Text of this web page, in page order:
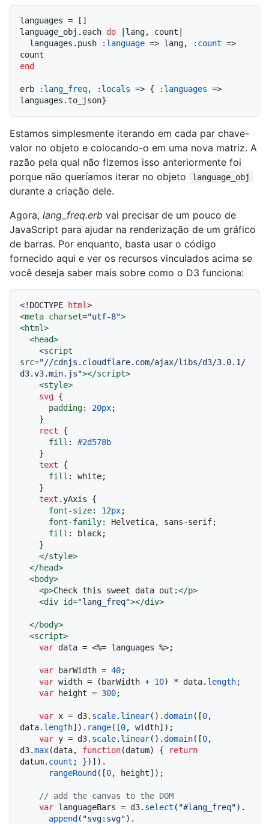
languages = []
language_obj.each do | lang, count |
  languages.push
:language => lang, :count =>
end
erb :lang_freq, :locals => { :languages =>
Estamos simplesmente iterando em cada par chave-
valor no objeto e colocando-o em uma nova matriz. A
razão pela qual não fizemos isso anteriormente foi
porque não queríamos iterar no objeto
language_obj
durante a criação dele.
Agora, lang_freq.erb vai precisar de um pouco de
JavaScript para ajudar na renderização de um gráfico
de barras. Por enquanto, basta usar o código
fornecido aqui e ver os recursos vinculados acima se
você deseja saber mais sobre como o D3 funciona:
<!DOCTYPE html>
<meta charset="utf-8">
<html>
<head>
<script
src="//cdnjs.cloudflare.com/ajax/libs/d3/3.0.1/
d3.v3.min.js"></script>
<style>
svg {
padding: 20px;
rect {
fill : #2d578b
text {
fill : white;
text .yAxis {
font-size: 12px;
font-family: Helvetica, sans-serif;
fill : black;
</style>
</head>
<body>
<p>Check this sweet data out:</p>
<div id="lang_freq"></div>
</body>
<script>
var data = <%= languages %>;
var barWidth = 40;
var width = (barWidth + 10) * data. length;
var height = 300;
var x = d3. scale. linear().domain([0,
data. length]). range([0, width]);
var y = d3. scale. linear().domain([0,
d3.max(data, function(datum) {
return
datum. count ; })]).
rangeRound([0, height]);
// add the canvas to the DOM
var languageBars = d3. select ( "#lang_freq").
append( "svg:svg").